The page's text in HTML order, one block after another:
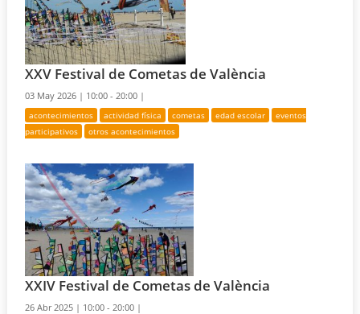
XXV Festival de Cometas de València
03 May 2026 | 10:00 - 20:00 |
acontecimientos actividad física cometas edad escolar
eventos
participativos
otros acontecimientos
XXIV Festival de Cometas de València
26 Abr 2025 | 10:00 - 20:00 |